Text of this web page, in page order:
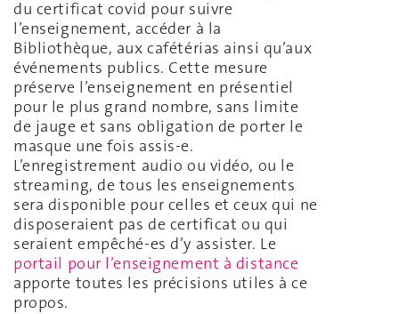
du certificat covid pour suivre
l’enseignement, accéder à la
Bibliothèque, aux cafétérias ainsi qu’aux
événements publics. Cette mesure
préserve l’enseignement en présentiel
pour le plus grand nombre, sans limite
de jauge et sans obligation de porter le
masque une fois assis-e.
L’enregistrement audio ou vidéo, ou le
streaming, de tous les enseignements
sera disponible pour celles et ceux qui ne
disposeraient pas de certificat ou qui
seraient empêché-es d’y assister. Le
portail pour l’enseignement à distance
apporte toutes les précisions utiles à ce
propos.